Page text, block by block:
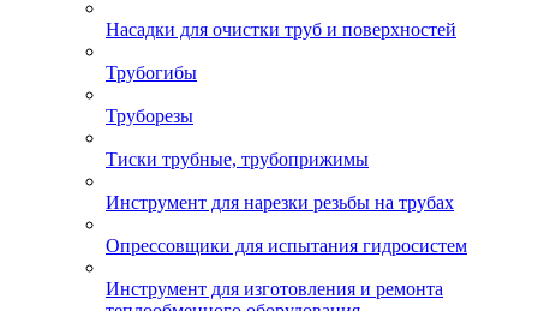
Насадки для очистки труб и поверхностей
Трубогибы
Труборезы
Тиски трубные, трубоприжимы
Инструмент для нарезки резьбы на трубах
Опрессовщики для испытания гидросистем
Инструмент для изготовления и ремонта